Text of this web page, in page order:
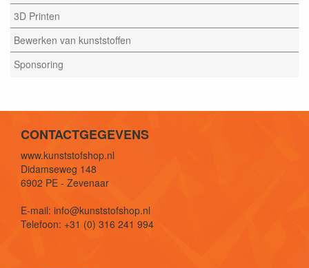
3D Printen
Bewerken van kunststoffen
Sponsoring
CONTACTGEGEVENS
www.kunststofshop.nl
Didamseweg 148
6902 PE - Zevenaar
E-mail: info@kunststofshop.nl
Telefoon: +31 (0) 316 241 994